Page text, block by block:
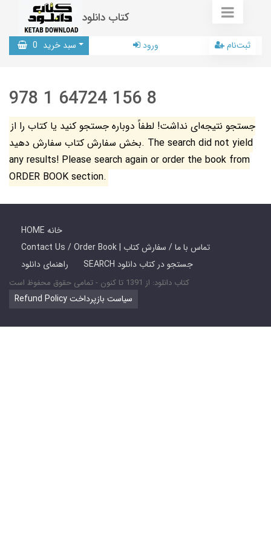
کتاب دانلود
سبد خرید 0 ورود ثبت‌نام
978 1 64724 156 8
جستجو نتیجه‌ای نداشت! لطفاً دوباره جستجو کنید یا کتاب را از
بخش سفارش کتاب سفارش دهید. The search did not yield
any results! Please search again or order the book from
ORDER BOOK section.
HOME خانه
Contact Us / Order Book | تماس با ما / سفارش کتاب
راهنمای دانلود
SEARCH جستجو در کتاب دانلود
کتاب دانلود: از 1391 تا کنون - تمامی حقوق محفوظ است
Refund Policy سیاست بازپرداخت